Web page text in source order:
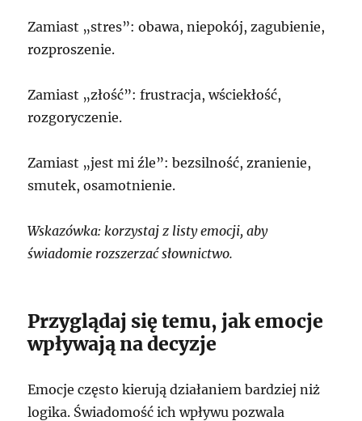
Zamiast „stres”: obawa, niepokój, zagubienie,
rozproszenie.
Zamiast „złość”: frustracja, wściekłość,
rozgoryczenie.
Zamiast „jest mi źle”: bezsilność, zranienie,
smutek, osamotnienie.
Wskazówka: korzystaj z listy emocji, aby
świadomie rozszerzać słownictwo.
Przyglądaj się temu, jak emocje
wpływają na decyzje
Emocje często kierują działaniem bardziej niż
logika. Świadomość ich wpływu pozwala